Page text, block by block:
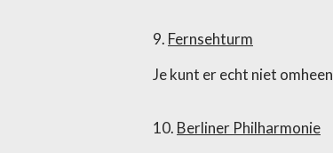
9. Fernsehturm
Je kunt er echt niet omheen
10. Berliner Philharmonie